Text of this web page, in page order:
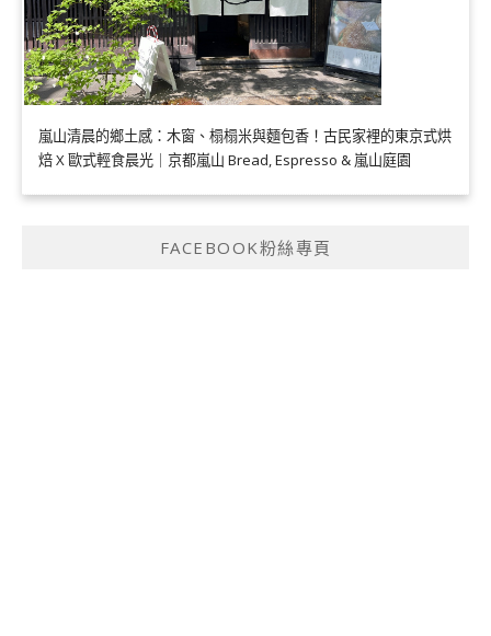
嵐山清晨的鄉土感：木窗、榻榻米與麵包香！古民家裡的東京式烘
焙 X 歐式輕食晨光｜京都嵐山 Bread, Espresso & 嵐山庭園
FACEBOOK粉絲專頁